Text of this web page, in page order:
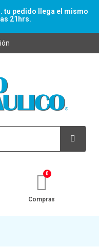
tu pedido llega el mismo
21hrs.
Compras